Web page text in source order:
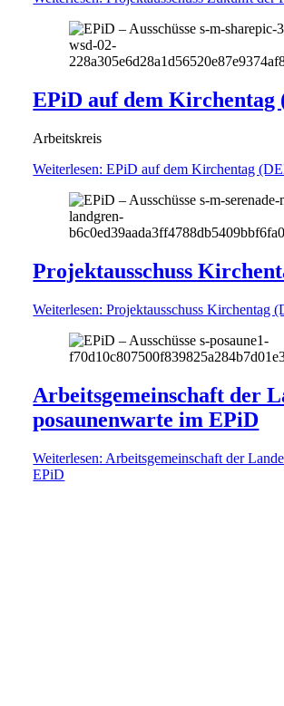
EPiD auf dem Kirchentag
Arbeitskreis
Weiterlesen: EPiD auf dem Kirchentag
Projektausschuss
Weiterlesen: Projektausschuss Kirchentag
Arbeitsgemeinschaft der
posaunen­warte im EPiD
Weiterlesen: Arbeitsgemeinschaft der
EPiD